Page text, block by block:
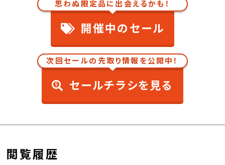
思わぬ限定品に出会えるかも！
開催中のセール
次回セールの先取り情報を公開中！
セールチラシを見る
閲覧履歴